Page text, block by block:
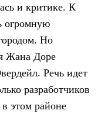
и критике. К
огромную
Но
Жана Доре
Речь идет
разработчиков
этом районе